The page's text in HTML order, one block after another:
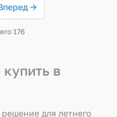
→
176
в
для летнего